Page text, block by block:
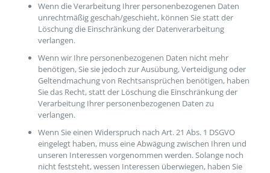
Wenn die Verarbeitung Ihrer personenbezogenen Daten
unrechtmäßig geschah/geschieht, können Sie statt der
Löschung die Einschränkung der Datenverarbeitung
verlangen.
Wenn wir Ihre personenbezogenen Daten nicht mehr
benötigen, Sie sie jedoch zur Ausübung, Verteidigung oder
Geltendmachung von Rechtsansprüchen benötigen, haben
Sie das Recht, statt der Löschung die Einschränkung der
Verarbeitung Ihrer personenbezogenen Daten zu
verlangen.
Wenn Sie einen Widerspruch nach Art. 21 Abs. 1 DSGVO
eingelegt haben, muss eine Abwägung zwischen Ihren und
unseren Interessen vorgenommen werden. Solange noch
nicht feststeht, wessen Interessen überwiegen, haben Sie